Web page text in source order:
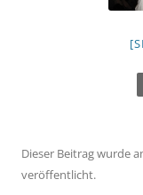
Dieser Beitrag wurde
veröffentlicht.